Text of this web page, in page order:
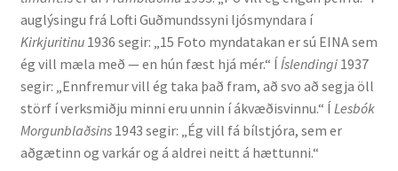
auglýsingu frá Lofti Guðmundssyni ljósmyndara í
Kirkjuritinu1936 segir: „15 Foto myndatakan er sú EINA sem
ég vill mæla með — en hún fæst hjá mér.“ Í Íslendingi1937
segir: „Ennfremur vill ég taka það fram, að svo að segja öll
störf í verksmiðju minni eru unnin í ákvæðisvinnu.“ Í Lesbók
Morgunblaðsins1943 segir: „Ég vill fá bílstjóra, sem er
aðgætinn og varkár og á aldrei neitt á hættunni.“